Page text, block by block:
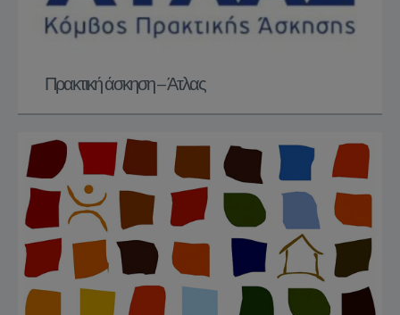
Πρακτική άσκηση – Άτλας